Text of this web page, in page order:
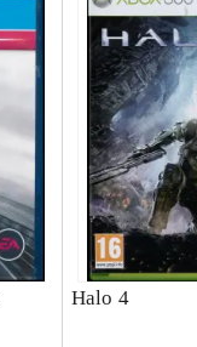
Halo 4